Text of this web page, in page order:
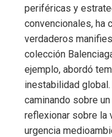
periféricas y
convencionales, ha
verdaderos
colección
ejemplo, abordó
inestabilidad
caminando sobre un
reflexionar sobre la
urgencia